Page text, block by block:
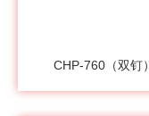
CHP-760（双钉）